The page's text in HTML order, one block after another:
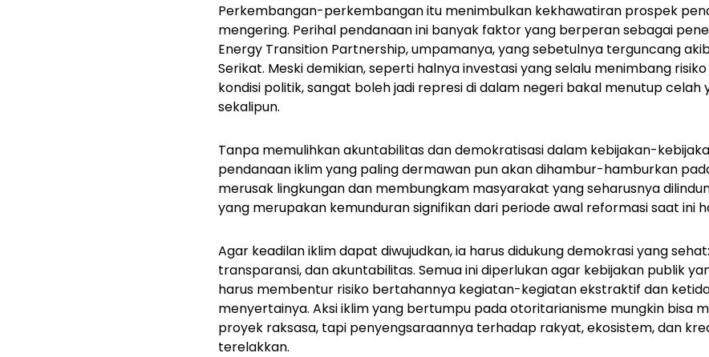
Perkembangan-perkembangan itu menimbulkan kekhawatiran prospek
mengering. Perihal pendanaan ini banyak faktor yang berperan sebagai
Energy Transition Partnership, umpamanya, yang sebetulnya terguncang
Serikat. Meski demikian, seperti halnya investasi yang selalu menimbang
kondisi politik, sangat boleh jadi represi di dalam negeri bakal menutup celah
sekalipun.
Tanpa memulihkan akuntabilitas dan demokratisasi dalam kebijakan-
pendanaan iklim yang paling dermawan pun akan dihambur-hamburkan
merusak lingkungan dan membungkam masyarakat yang seharusnya
yang merupakan kemunduran signifikan dari periode awal reformasi saat ini
Agar keadilan iklim dapat diwujudkan, ia harus didukung demokrasi yang
transparansi, dan akuntabilitas. Semua ini diperlukan agar kebijakan publik
harus membentur risiko bertahannya kegiatan-kegiatan ekstraktif dan
menyertainya. Aksi iklim yang bertumpu pada otoritarianisme mungkin bisa
proyek raksasa, tapi penyengsaraannya terhadap rakyat, ekosistem, dan
terelakkan.